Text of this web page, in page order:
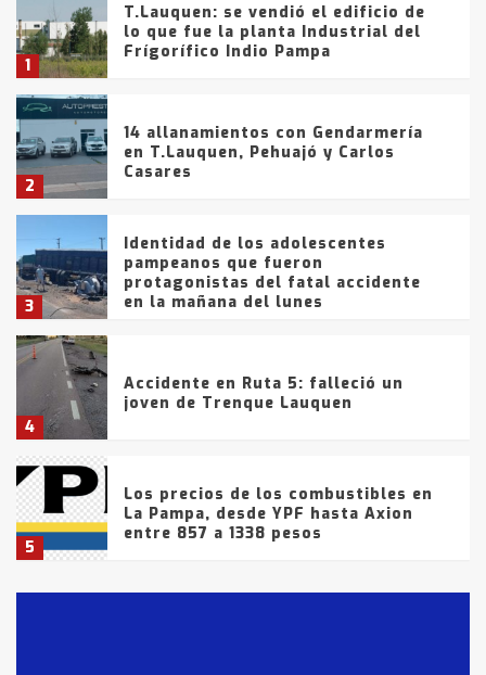
1
T.Lauquen: se vendió el edificio de
lo que fue la planta Industrial del
Frígorífico Indio Pampa
2
14 allanamientos con Gendarmería
en T.Lauquen, Pehuajó y Carlos
Casares
3
Identidad de los adolescentes
pampeanos que fueron
protagonistas del fatal accidente
en la mañana del lunes
4
Accidente en Ruta 5: falleció un
joven de Trenque Lauquen
5
Los precios de los combustibles en
La Pampa, desde YPF hasta Axion
entre 857 a 1338 pesos